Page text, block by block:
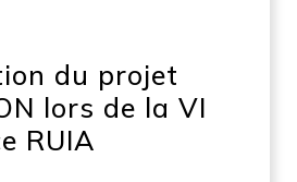
du projet
lors de la VI
RUIA